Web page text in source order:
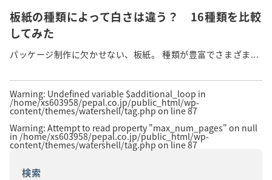
板紙の種類によって白さは違う？ 16種類を比較
してみた
パッケージ制作に欠かせない、板紙。 種類が豊富でさまざま...
Warning: Undefined variable $additional_loop in
/home/xs603958/pepal.co.jp/public_html/wp-
content/themes/watershell/tag.phpon line87
Warning: Attempt to read property "max_num_pages" on null
in /home/xs603958/pepal.co.jp/public_html/wp-
content/themes/watershell/tag.php on line87
検索